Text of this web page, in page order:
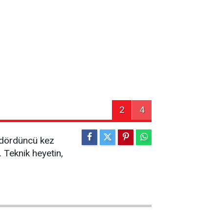
2 4
kez
Teknik heyetin,